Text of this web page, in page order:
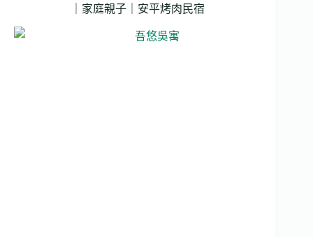
｜家庭親子｜安平烤肉民宿